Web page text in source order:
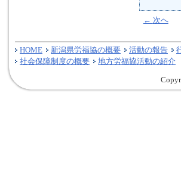
← 次へ
HOME 新潟県労福協の概要 活動の報告
社会保障制度の概要
地方労福協活動の紹介